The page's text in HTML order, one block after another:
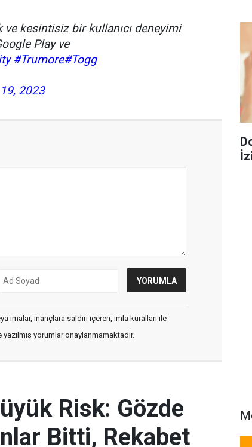
kesintisiz bir kullanıcı deneyimi
Play ve
#Trumore#Togg
2023
imalar, inançlara saldırı içeren, imla kuralları ile
yorumlar onaylanmamaktadır.
Risk: Gözde
Bitti, Rekabet